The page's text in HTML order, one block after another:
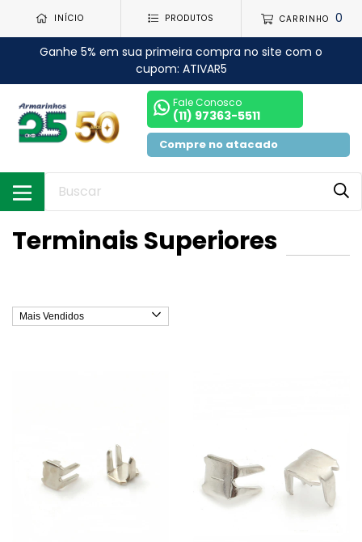
INÍCIO PRODUTOS CARRINHO 0
Ganhe 5% em sua primeira compra no site com o
cupom: ATIVAR5
Fale Conosco
(11) 97363-5511
Compre no atacado
Terminais Superiores